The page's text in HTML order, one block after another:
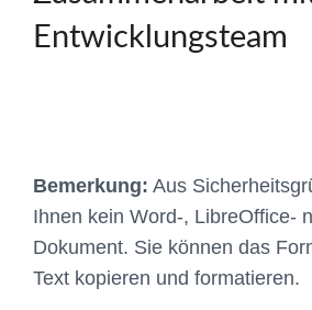
Entwicklungsteam
Bemerkung: Aus
Ihnen kein Word-, LibreOffice-
Dokument. Sie können das
Text kopieren und formatieren.